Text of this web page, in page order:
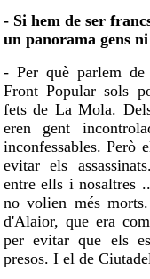
- Si hem de ser
un panorama gens
- Per què parlem
Front Popular sols
fets de La Mola.
eren gent
inconfessables. Però
evitar els
entre ells i nosaltres
no volien més
d'Alaior, que era
per evitar que els
presos. I el de